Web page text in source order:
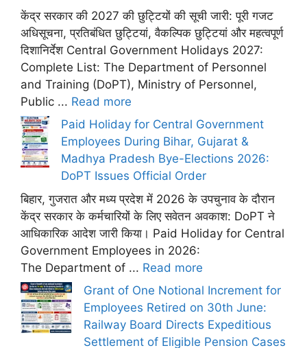
केंद्र सरकार की 2027 की छुट्टियों की सूची जारी: पूरी गजट
अधिसूचना, प्रतिबंधित छुट्टियां, वैकल्पिक छुट्टियां और महत्वपूर्ण
दिशानिर्देश Central Government Holidays 2027:
Complete List: The Department of Personnel
and Training (DoPT), Ministry of Personnel,
Public ... Read more
Paid Holiday for Central Government
Employees During Bihar, Gujarat &
Madhya Pradesh Bye-Elections 2026:
DoPT Issues Official Order
बिहार, गुजरात और मध्य प्रदेश में 2026 के उपचुनाव के दौरान
केंद्र सरकार के कर्मचारियों के लिए सवेतन अवकाश: DoPT ने
आधिकारिक आदेश जारी किया। Paid Holiday for Central
Government Employees in 2026:
The Department of ... Read more
Grant of One Notional Increment for
Employees Retired on 30th June:
Railway Board Directs Expeditious
Settlement of Eligible Pension Cases